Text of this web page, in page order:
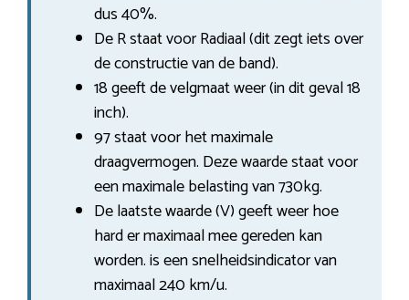
dus 40%.
De R staat voor Radiaal (dit zegt iets over
de constructie van de band).
18 geeft de velgmaat weer (in dit geval 18
inch).
97 staat voor het maximale
draagvermogen. Deze waarde staat voor
een maximale belasting van 730kg.
De laatste waarde (V) geeft weer hoe
hard er maximaal mee gereden kan
worden. is een snelheidsindicator van
maximaal 240 km/u.